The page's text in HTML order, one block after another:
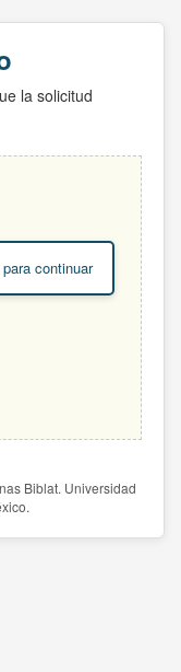
la solicitud
continuar
Biblat. Universidad